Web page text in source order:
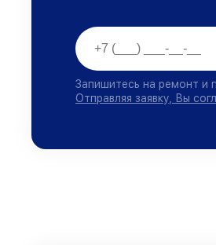
Запишитесь на ремонт и
Отправляя заявку, Вы